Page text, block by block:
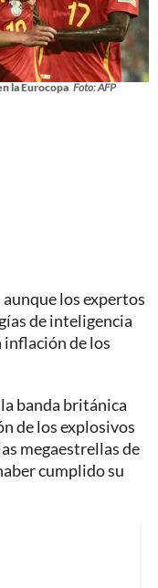
la Eurocopa Foto: AFP
los expertos
de inteligencia
inflación de los
banda británica
de los explosivos
megaestrellas de
cumplido su